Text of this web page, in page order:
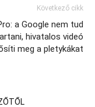
Következő cikk
a Google nem tud
hivatalos videó
meg a pletykákat